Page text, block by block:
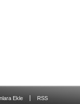
Ekle RSS